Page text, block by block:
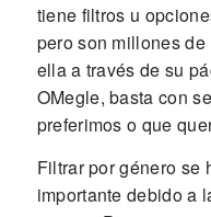
tiene filtros u
pero son millones
ella a través de su
OMegle, basta con
preferimos o que
Filtrar por género se
importante debido a